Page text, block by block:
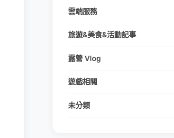
雲端服務
旅遊&美食&活動記事
露營 Vlog
遊戲相關
未分類